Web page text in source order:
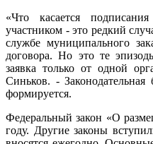
«Что касается
участником - это редкий
службе муниципального
договора. Но это те
заявка только от одной
Синьков. - Законодательная
формируется.
Федеральный закон «О
году. Другие законы